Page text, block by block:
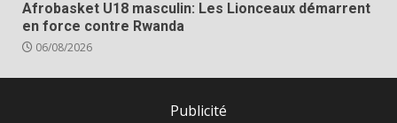
Afrobasket U18 masculin: Les Lionceaux démarrent
en force contre Rwanda
06/08/2026
Publicité